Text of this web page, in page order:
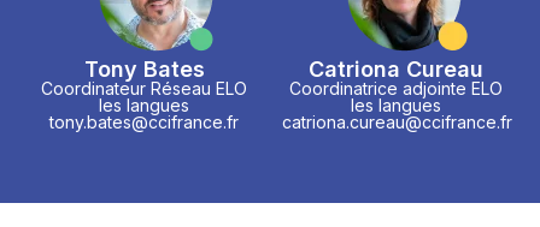
Tony Bates
Coordinateur Réseau ELO
les langues
tony.bates@ccifrance.fr
Catriona Cureau
Coordinatrice adjointe ELO
les langues
catriona.cureau@ccifrance.fr